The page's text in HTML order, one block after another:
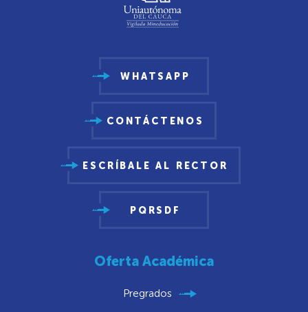
WHATSAPP
CONTÁCTENOS
ESCRÍBALE AL RECTOR
PQRSDF
Oferta Académica
Pregrados